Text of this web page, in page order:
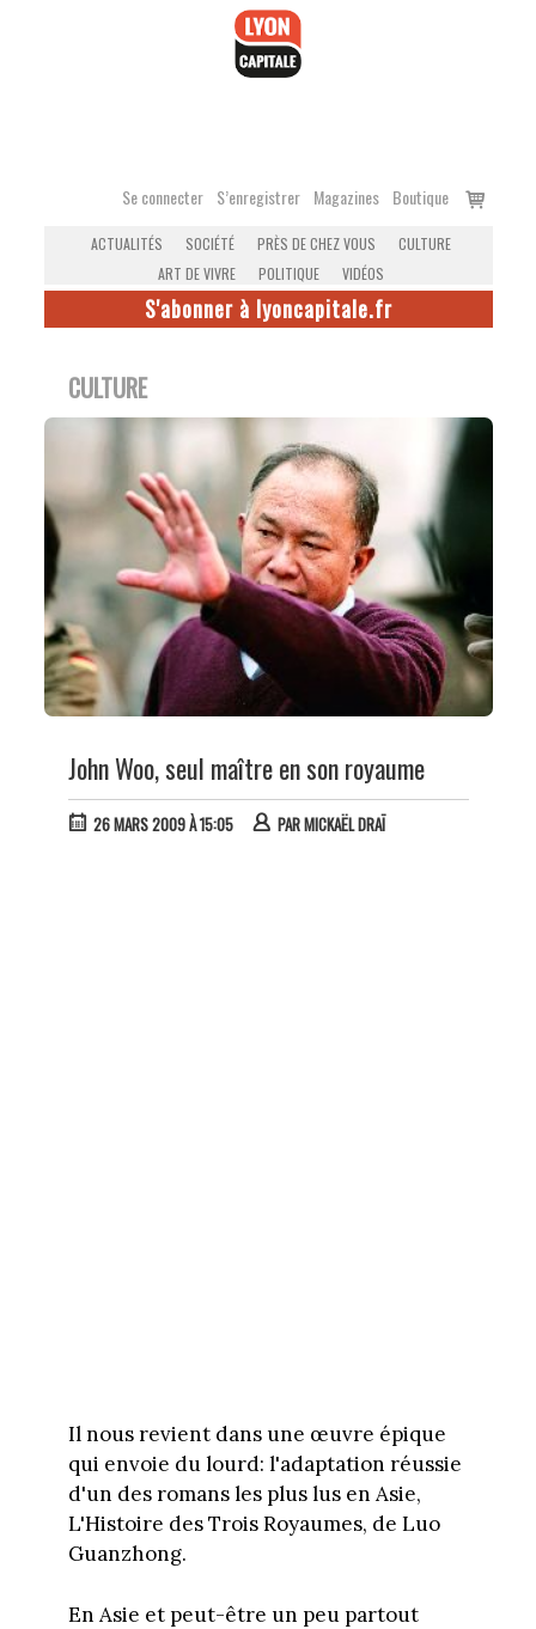
Se connecter S’enregistrer Magazines Boutique
Voir
ACTUALITÉS SOCIÉTÉ PRÈS DE CHEZ VOUS
CULTURE
ART DE VIVRE
POLITIQUE VIDÉOS
S'abonner à lyoncapitale.fr
CULTURE
John Woo, seul maître en son royaume
26 MARS 2009 À 15:05 PARMICKAËL DRAÏ
Il nous revient dans une œuvre épique
qui envoie du lourd: l'adaptation réussie
d'un des romans les plus lus en Asie,
L'Histoire des Trois Royaumes, de Luo
Guanzhong.
En Asie et peut-être un peu partout